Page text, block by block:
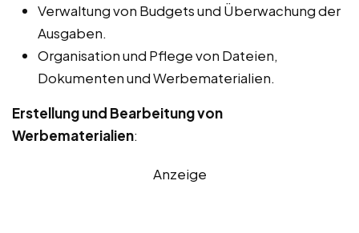
Verwaltung von Budgets und Überwachung der
Ausgaben.
Organisation und Pflege von Dateien,
Dokumenten und Werbematerialien.
Erstellung und Bearbeitung von
Werbematerialien:
Anzeige